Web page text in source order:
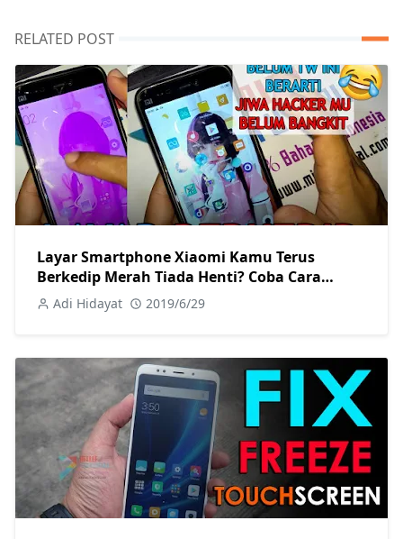
RELATED POST
Layar Smartphone Xiaomi Kamu Terus
Berkedip Merah Tiada Henti? Coba Cara
Memperbaiki Berikut! Tanpa Root Sama
Adi Hidayat 2019/6/29